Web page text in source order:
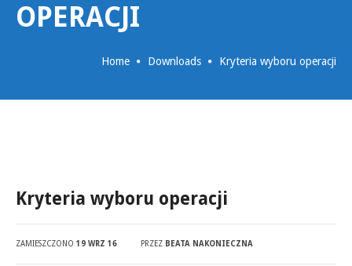
OPERACJI
Home Downloads Kryteria wyboru operacji
Kryteria wyboru operacji
ZAMIESZCZONO 19 WRZ 16 PRZEZ BEATA NAKONIECZNA